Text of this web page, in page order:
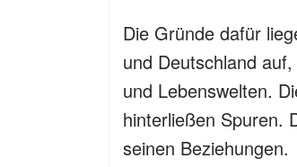
Die Gründe dafür
und Deutschland
und Lebenswelten.
hinterließen Spuren.
seinen Beziehungen.